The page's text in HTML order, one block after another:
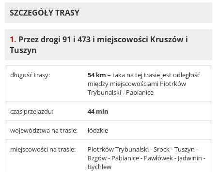
SZCZEGÓŁY TRASY
1. Przez drogi 91 i 473 i miejscowości Kruszów i
Tuszyn
długość trasy: 54 km – taka na tej trasie jest odległość
między miejscowościami Piotrków
Trybunalski - Pabianice
czas przejazdu: 44 min
województwa na trasie: łódzkie
miejscowości na trasie:
Piotrków Trybunalski - Srock - Tuszyn -
Rzgów - Pabianice - Pawłówek - Jadwinin -
Bychlew